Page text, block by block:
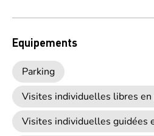
Equipements
Parking
Visites individuelles libres en
Visites individuelles guidées